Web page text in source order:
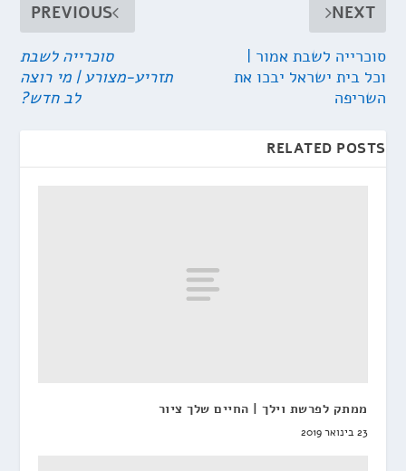
PREVIOUS
סוכרייה לשבת
תזריע-מצורע | מי רוצה
לב חדש?
NEXT
סוכרייה לשבת אמור |
וכל בית ישראל יבכו את
השריפה
RELATED POSTS
ממתק לפרשת וילך | החיים שלך ציור
23 בינואר 2019